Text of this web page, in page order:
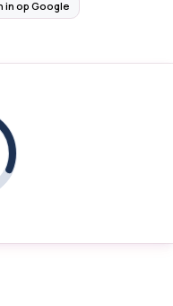
in op Google